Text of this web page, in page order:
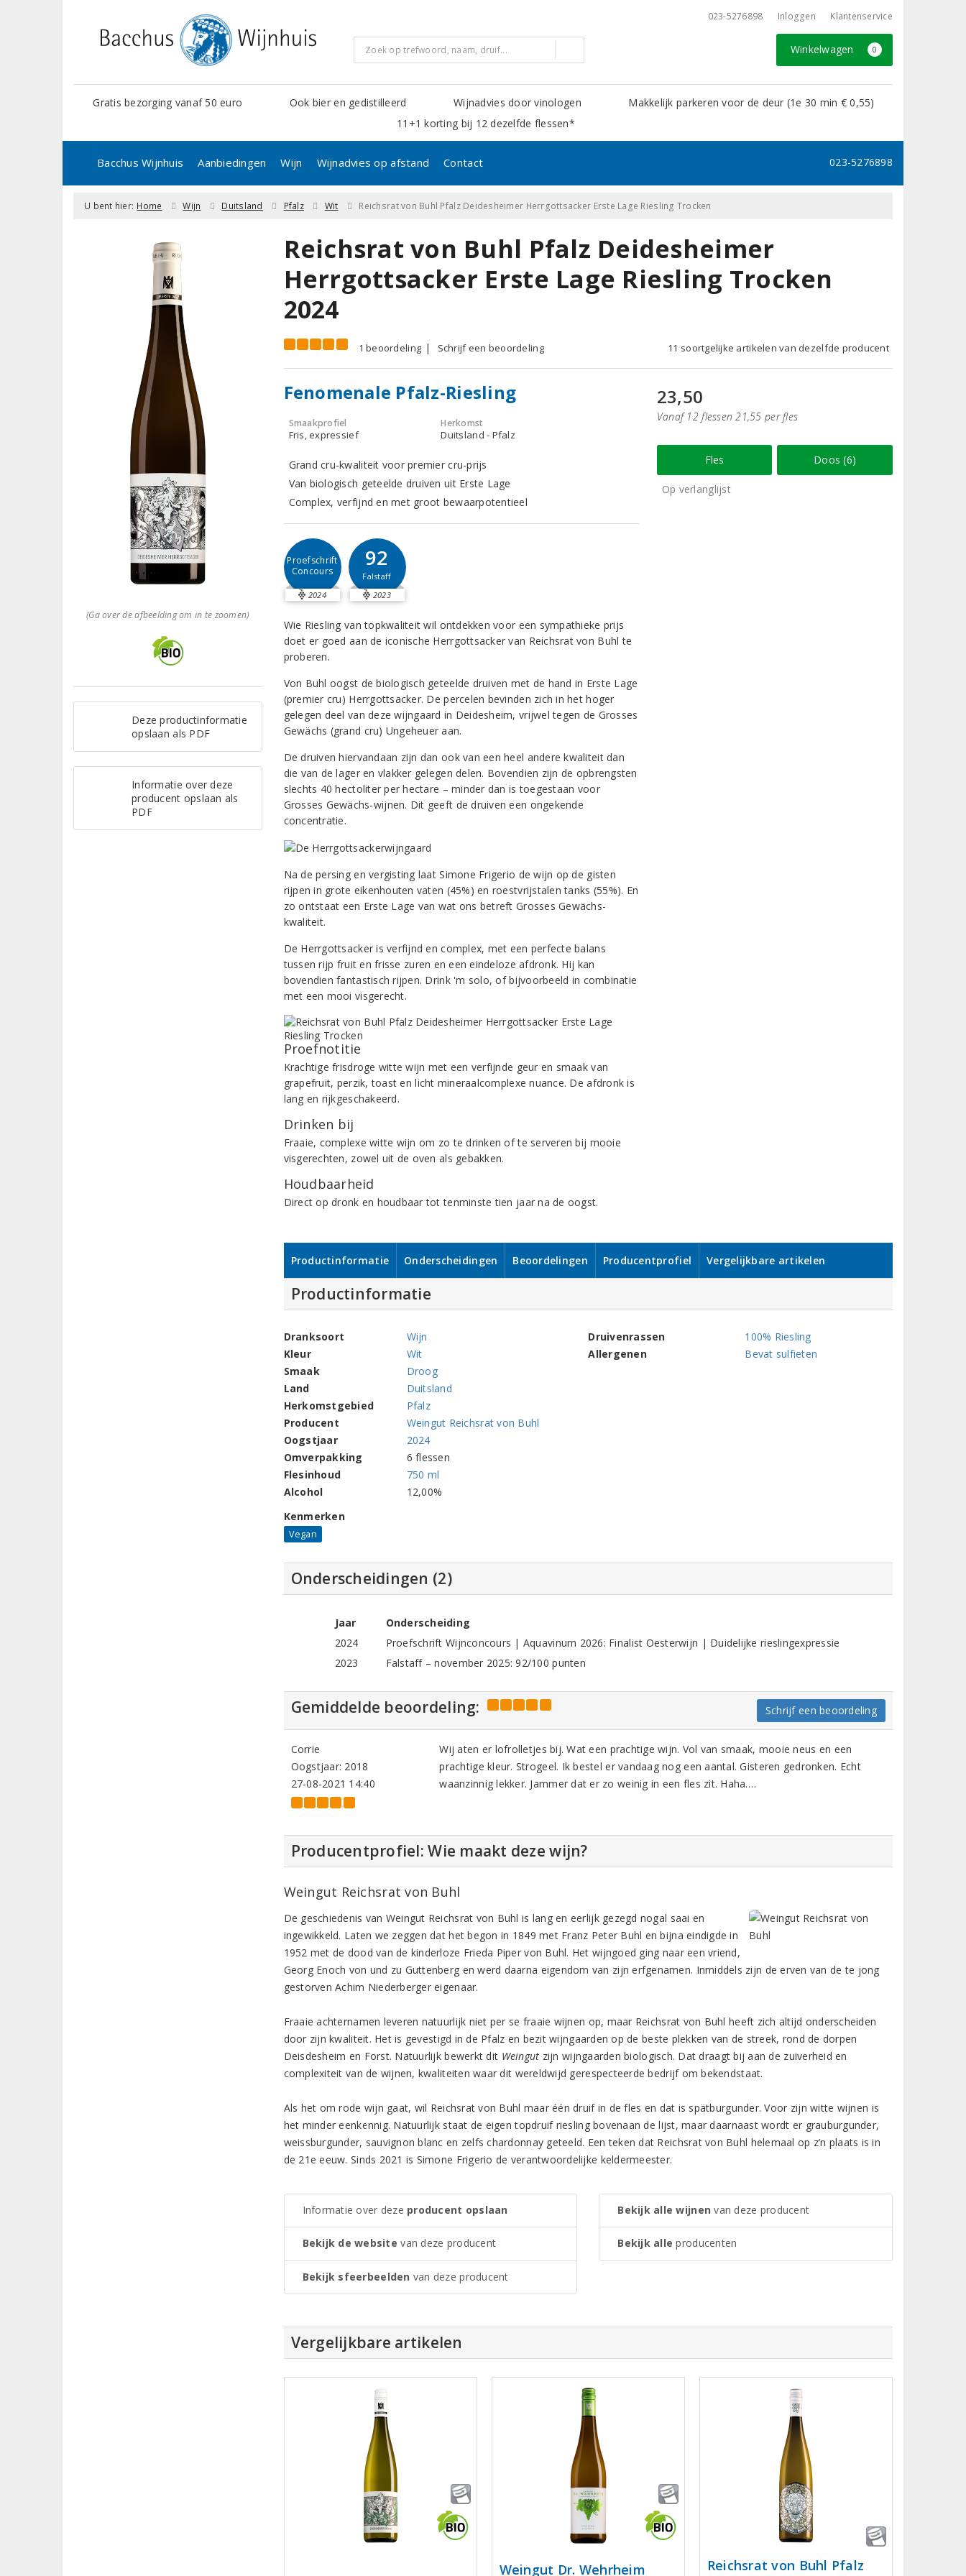
023-5276898 Inloggen Klantenservice
Winkelwagen 0
Gratis bezorging vanaf 50 euro Ook bier en gedistilleerd Wijnadvies door vinologen
Makkelijk parkeren voor de deur (1e 30 min € 0,55)
11+1 korting bij 12 dezelfde flessen*
Bacchus Wijnhuis Aanbiedingen Wijn Wijnadvies op afstand Contact 023-5276898
U bent hier: Home Wijn Duitsland Pfalz Wit Reichsrat von Buhl Pfalz Deidesheimer Herrgottsacker Erste Lage Riesling Trocken
(Ga over de afbeelding om in te zoomen)
Deze productinformatie
opslaan als PDF
Informatie over deze
producent opslaan als
PDF
Reichsrat von Buhl Pfalz Deidesheimer
Herrgottsacker Erste Lage Riesling Trocken
2024
1 beoordeling Schrijf een beoordeling 11 soortgelijke artikelen van dezelfde producent
Fenomenale Pfalz-Riesling
Smaakprofiel
Fris, expressief
Herkomst
Duitsland - Pfalz
Grand cru-kwaliteit voor premier cru-prijs
Van biologisch geteelde druiven uit Erste Lage
Complex, verfijnd en met groot bewaarpotentieel
Proefschrift
Concours
2024
92
Falstaff
2023
Wie Riesling van topkwaliteit wil ontdekken voor een sympathieke prijs
doet er goed aan de iconische Herrgottsacker van Reichsrat von Buhl te
proberen.
Von Buhl oogst de biologisch geteelde druiven met de hand in Erste Lage
(premier cru) Herrgottsacker. De percelen bevinden zich in het hoger
gelegen deel van deze wijngaard in Deidesheim, vrijwel tegen de Grosses
Gewächs (grand cru) Ungeheuer aan.
De druiven hiervandaan zijn dan ook van een heel andere kwaliteit dan
die van de lager en vlakker gelegen delen. Bovendien zijn de opbrengsten
slechts 40 hectoliter per hectare – minder dan is toegestaan voor
Grosses Gewächs-wijnen. Dit geeft de druiven een ongekende
concentratie.
Na de persing en vergisting laat Simone Frigerio de wijn op de gisten
rijpen in grote eikenhouten vaten (45%) en roestvrijstalen tanks (55%). En
zo ontstaat een Erste Lage van wat ons betreft Grosses Gewächs-
kwaliteit.
De Herrgottsacker is verfijnd en complex, met een perfecte balans
tussen rijp fruit en frisse zuren en een eindeloze afdronk. Hij kan
bovendien fantastisch rijpen. Drink 'm solo, of bijvoorbeeld in combinatie
met een mooi visgerecht.
Proefnotitie
Krachtige frisdroge witte wijn met een verfijnde geur en smaak van
grapefruit, perzik, toast en licht mineraalcomplexe nuance. De afdronk is
lang en rijkgeschakeerd.
Drinken bij
Fraaie, complexe witte wijn om zo te drinken of te serveren bij mooie
visgerechten, zowel uit de oven als gebakken.
Houdbaarheid
Direct op dronk en houdbaar tot tenminste tien jaar na de oogst.
23,50
Vanaf 12 flessen 21,55 per fles
Fles Doos (6)
Op verlanglijst
Productinformatie Onderscheidingen Beoordelingen Producentprofiel Vergelijkbare artikelen
Productinformatie
Dranksoort
Wijn
Kleur
Wit
Smaak
Droog
Land
Duitsland
Herkomstgebied
Pfalz
Producent
Weingut Reichsrat von Buhl
Oogstjaar
2024
Omverpakking
6 flessen
Flesinhoud
750 ml
Alcohol
12,00%
Druivenrassen
100% Riesling
Allergenen
Bevat sulfieten
Kenmerken
Vegan
Onderscheidingen (2)
Jaar
Onderscheiding
2024
Proefschrift Wijnconcours | Aquavinum 2026: Finalist Oesterwijn | Duidelijke rieslingexpressie
2023
Falstaff – november 2025: 92/100 punten
Gemiddelde beoordeling: Schrijf een beoordeling
Corrie
Oogstjaar: 2018
27-08-2021 14:40
Wij aten er lofrolletjes bij. Wat een prachtige wijn. Vol van smaak, mooie neus en een
prachtige kleur. Strogeel. Ik bestel er vandaag nog een aantal. Gisteren gedronken. Echt
waanzinnig lekker. Jammer dat er zo weinig in een fles zit. Haha….
Producentprofiel: Wie maakt deze wijn?
Weingut Reichsrat von Buhl
De geschiedenis van Weingut Reichsrat von Buhl is lang en eerlijk gezegd nogal saai en
ingewikkeld. Laten we zeggen dat het begon in 1849 met Franz Peter Buhl en bijna eindigde in
1952 met de dood van de kinderloze Frieda Piper von Buhl. Het wijngoed ging naar een vriend,
Georg Enoch von und zu Guttenberg en werd daarna eigendom van zijn erfgenamen. Inmiddels zijn de erven van de te jong
gestorven Achim Niederberger eigenaar.
Fraaie achternamen leveren natuurlijk niet per se fraaie wijnen op, maar Reichsrat von Buhl heeft zich altijd onderscheiden
door zijn kwaliteit. Het is gevestigd in de Pfalz en bezit wijngaarden op de beste plekken van de streek, rond de dorpen
Deisdesheim en Forst. Natuurlijk bewerkt dit Weingut zijn wijngaarden biologisch. Dat draagt bij aan de zuiverheid en
complexiteit van de wijnen, kwaliteiten waar dit wereldwijd gerespecteerde bedrijf om bekendstaat.
Als het om rode wijn gaat, wil Reichsrat von Buhl maar één druif in de fles en dat is spätburgunder. Voor zijn witte wijnen is
het minder eenkennig. Natuurlijk staat de eigen topdruif riesling bovenaan de lijst, maar daarnaast wordt er grauburgunder,
weissburgunder, sauvignon blanc en zelfs chardonnay geteeld. Een teken dat Reichsrat von Buhl helemaal op z’n plaats is in
de 21e eeuw. Sinds 2021 is Simone Frigerio de verantwoordelijke keldermeester.
Informatie over deze producent opslaan
Bekijk de website van deze producent
Bekijk sfeerbeelden van deze producent
Bekijk alle wijnen van deze producent
Bekijk alle producenten
Vergelijkbare artikelen
Weingut Dr. Wehrheim
Reichsrat von Buhl Pfalz